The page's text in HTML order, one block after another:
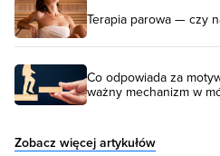
Terapia parowa — czy
Co odpowiada za
ważny mechanizm w
Zobacz więcej artykułów